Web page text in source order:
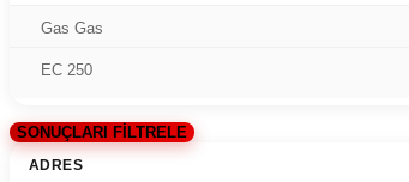
Gas Gas
EC 250
SONUÇLARI FİLTRELE
ADRES